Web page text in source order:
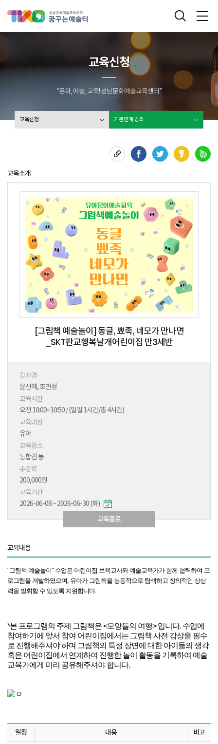
통합검색
교육신청
“문화, 예술, 교육! 성남문화예술교육센터”
교육신청 기관연계 강좌
교육소개
[그림책 예술놀이] 동글, 뾰족, 네모가 만나면
_SKT판교행복날개어린이집 만3세반
강사명
윤신혜, 조민정
교육시간
오전 10:00~10:50 / (일일 1시간/총 4시간)
교육대상
유아
교육장소
통합랩 등
수강료
200,000원
교육기간
2026-06-08 ~ 2026-06-30 (화)
교육종료
교육내용
"그림책 예술놀이" 수업은 어린이집 보육교사와 예술교육가가 함께 협력하여 프
로그램을 개발하였으며, 유아가 그림책을 능동적으로 탐색하고 창의적인 상상
력을 발휘할 수 있도록 지원합니다.
*본 프로그램의 주제 그림책은 <모양들의 여행> 입니다. 수업에
참여하기에 앞서 참여 어린이집에서는 그림책 사전 감상을 필수
로 진행해주셔야 하며 그림책의 특정 장면에 대한 아이들의 생각
혹은 어린이집에서 연계하여 진행한 놀이 활동을 기록하여 예술
교육가에게 미리 공유해주셔야 합니다.
일정 내용
비고